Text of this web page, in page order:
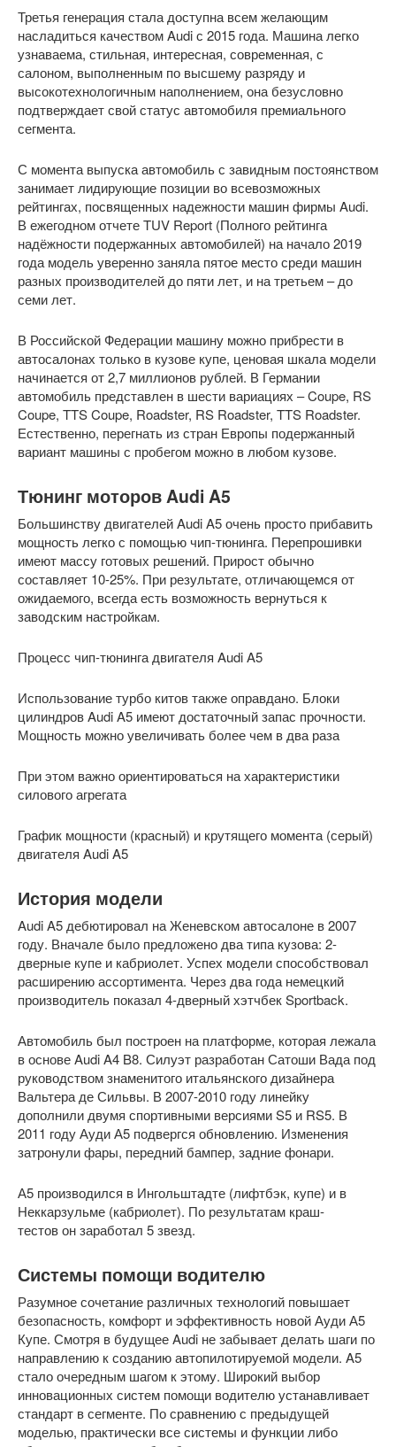
Третья генерация стала доступна всем желающим
насладиться качеством Audi с 2015 года. Машина легко
узнаваема, стильная, интересная, современная, с
салоном, выполненным по высшему разряду и
высокотехнологичным наполнением, она безусловно
подтверждает свой статус автомобиля премиального
сегмента.
С момента выпуска автомобиль с завидным постоянством
занимает лидирующие позиции во всевозможных
рейтингах, посвященных надежности машин фирмы Audi.
В ежегодном отчете TUV Report (Полного рейтинга
надёжности подержанных автомобилей) на начало 2019
года модель уверенно заняла пятое место среди машин
разных производителей до пяти лет, и на третьем – до
семи лет.
В Российской Федерации машину можно прибрести в
автосалонах только в кузове купе, ценовая шкала модели
начинается от 2,7 миллионов рублей. В Германии
автомобиль представлен в шести вариациях – Coupe, RS
Coupe, TTS Coupe, Roadster, RS Roadster, TTS Roadster.
Естественно, перегнать из стран Европы подержанный
вариант машины с пробегом можно в любом кузове.
Тюнинг моторов Audi A5
Большинству двигателей Audi A5 очень просто прибавить
мощность легко с помощью чип-тюнинга. Перепрошивки
имеют массу готовых решений. Прирост обычно
составляет 10-25%. При результате, отличающемся от
ожидаемого, всегда есть возможность вернуться к
заводским настройкам.
Процесс чип-тюнинга двигателя Audi A5
Использование турбо китов также оправдано. Блоки
цилиндров Audi A5 имеют достаточный запас прочности.
Мощность можно увеличивать более чем в два раза
При этом важно ориентироваться на характеристики
силового агрегата
График мощности (красный) и крутящего момента (серый)
двигателя Audi A5
История модели
Audi A5 дебютировал на Женевском автосалоне в 2007
году. Вначале было предложено два типа кузова: 2-
дверные купе и кабриолет. Успех модели способствовал
расширению ассортимента. Через два года немецкий
производитель показал 4-дверный хэтчбек Sportback.
Автомобиль был построен на платформе, которая лежала
в основе Audi A4 B8. Силуэт разработан Сатоши Вада под
руководством знаменитого итальянского дизайнера
Вальтера де Сильвы. В 2007-2010 году линейку
дополнили двумя спортивными версиями S5 и RS5. В
2011 году Ауди А5 подвергся обновлению. Изменения
затронули фары, передний бампер, задние фонари.
А5 производился в Ингольштадте (лифтбэк, купе) и в
Неккарзульме (кабриолет). По результатам краш-
тестов он заработал 5 звезд.
Системы помощи водителю
Разумное сочетание различных технологий повышает
безопасность, комфорт и эффективность новой Ауди А5
Купе. Смотря в будущее Audi не забывает делать шаги по
направлению к созданию автопилотируемой модели. A5
стало очередным шагом к этому. Широкий выбор
инновационных систем помощи водителю устанавливает
стандарт в сегменте. По сравнению с предыдущей
моделью, практически все системы и функции либо